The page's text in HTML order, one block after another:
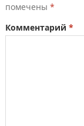
помечены *
Комментарий *